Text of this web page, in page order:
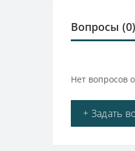
Вопросы (0)
Нет вопросов
+ Задать